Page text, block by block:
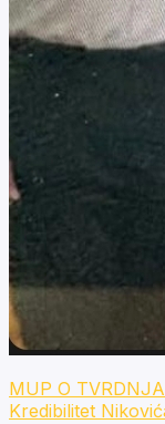
MUP O
Kredibilitet